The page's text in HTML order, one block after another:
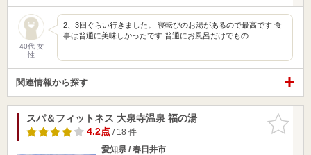
40代 女
性
2、3回ぐらい行きました。 寝転びのお湯があるので最高です 食
事は普通に美味しかったです 普通にお風呂だけでもの…
関連情報から探す
お気に入
りに追加
スパ＆フィットネス 大泉寺温泉 福の湯
4.2点/ 18 件
愛知県 / 春日井市